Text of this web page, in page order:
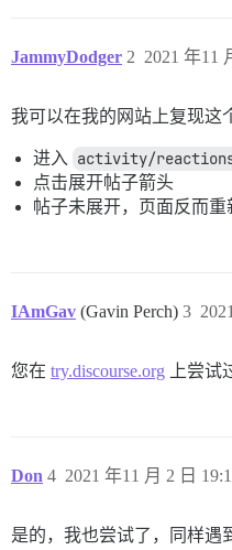
JammyDodger 2021 年11
2
我可以在我的网站上复现这
进入 activity/
点击展开帖子箭头
帖子未展开，页面反而重
IAmGav (Gavin Perch) 3
您在 try.discourse.org 上尝试
Don 2021 年11 月 2 日
4
是的，我也尝试了，同样遇